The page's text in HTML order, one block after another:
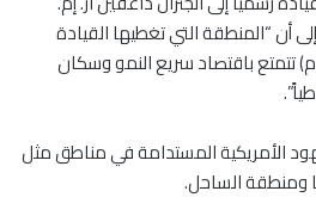
أن “المنطقة التي تغطيها القيادة
تتمتع باقتصاد سريع النمو وسكان
الأمريكية المستدامة في مناطق مثل
ومنطقة الساحل.